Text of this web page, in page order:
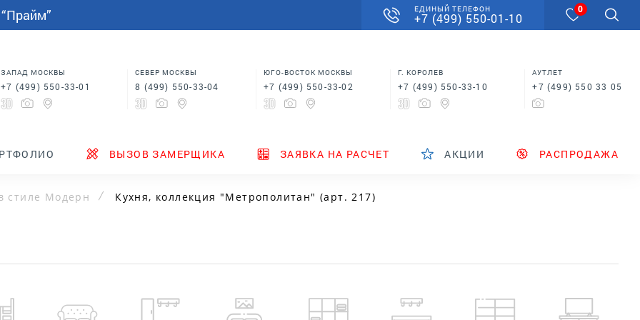
ЕДИНЫЙ ТЕЛЕФОН
+7 (499) 550-01-10
0
ЗАПАД МОСКВЫ
+7 (499) 550-33-01
СЕВЕР МОСКВЫ
8 (499) 550-33-04
ЮГО-ВОСТОК МОСКВЫ
+7 (499) 550-33-02
Г. КОРОЛЕВ
+7 (499) 550-33-10
АУТЛЕТ
+7 (499) 550 33 05
ВЫЗОВ ЗАМЕРЩИКА ЗАЯВКА НА РАСЧЕТ АКЦИИ РАСПРОДАЖА
Шкафы купе в спальню
ТЕНДЕРЫ НОВИНКИ
Кровати для спальни
Столы
стиле Модерн Кухня, коллекция "Метрополитан" (арт. 217)